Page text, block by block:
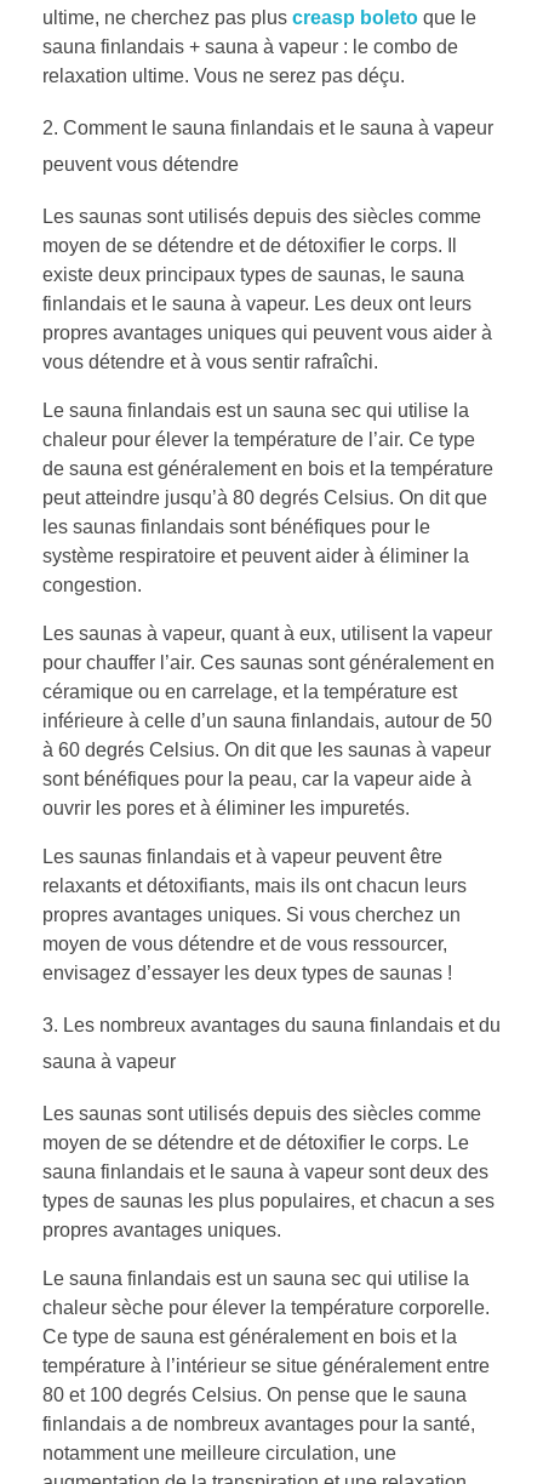
ultime, ne cherchez pas plus creasp boleto que le
sauna finlandais + sauna à vapeur : le combo de
relaxation ultime. Vous ne serez pas déçu.
Comment le sauna finlandais et le sauna à vapeur
peuvent vous détendre
Les saunas sont utilisés depuis des siècles comme
moyen de se détendre et de détoxifier le corps. Il
existe deux principaux types de saunas, le sauna
finlandais et le sauna à vapeur. Les deux ont leurs
propres avantages uniques qui peuvent vous aider à
vous détendre et à vous sentir rafraîchi.
Le sauna finlandais est un sauna sec qui utilise la
chaleur pour élever la température de l’air. Ce type
de sauna est généralement en bois et la température
peut atteindre jusqu’à 80 degrés Celsius. On dit que
les saunas finlandais sont bénéfiques pour le
système respiratoire et peuvent aider à éliminer la
congestion.
Les saunas à vapeur, quant à eux, utilisent la vapeur
pour chauffer l’air. Ces saunas sont généralement en
céramique ou en carrelage, et la température est
inférieure à celle d’un sauna finlandais, autour de 50
à 60 degrés Celsius. On dit que les saunas à vapeur
sont bénéfiques pour la peau, car la vapeur aide à
ouvrir les pores et à éliminer les impuretés.
Les saunas finlandais et à vapeur peuvent être
relaxants et détoxifiants, mais ils ont chacun leurs
propres avantages uniques. Si vous cherchez un
moyen de vous détendre et de vous ressourcer,
envisagez d’essayer les deux types de saunas !
Les nombreux avantages du sauna finlandais et du
sauna à vapeur
Les saunas sont utilisés depuis des siècles comme
moyen de se détendre et de détoxifier le corps. Le
sauna finlandais et le sauna à vapeur sont deux des
types de saunas les plus populaires, et chacun a ses
propres avantages uniques.
Le sauna finlandais est un sauna sec qui utilise la
chaleur sèche pour élever la température corporelle.
Ce type de sauna est généralement en bois et la
température à l’intérieur se situe généralement entre
80 et 100 degrés Celsius. On pense que le sauna
finlandais a de nombreux avantages pour la santé,
notamment une meilleure circulation, une